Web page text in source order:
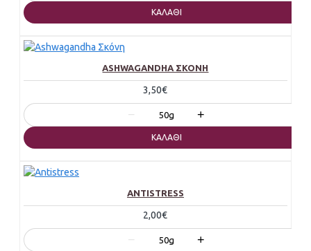
ΚΑΛΆΘΙ
ASHWAGANDHA ΣΚΌΝΗ
3,50€
− 50g +
ΚΑΛΆΘΙ
ANTISTRESS
2,00€
− 50g +